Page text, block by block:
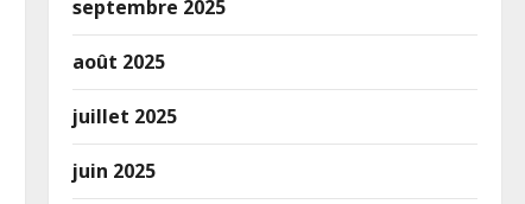
septembre 2025
août 2025
juillet 2025
juin 2025